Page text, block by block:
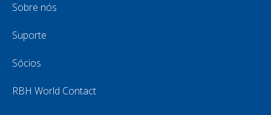
Sobre nós
Suporte
Sócios
RBH World Contact